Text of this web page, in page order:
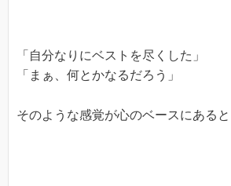
「自分なりにベストを尽くした」
「まぁ、何とかなるだろう」
そのような感覚が心のベースにあると